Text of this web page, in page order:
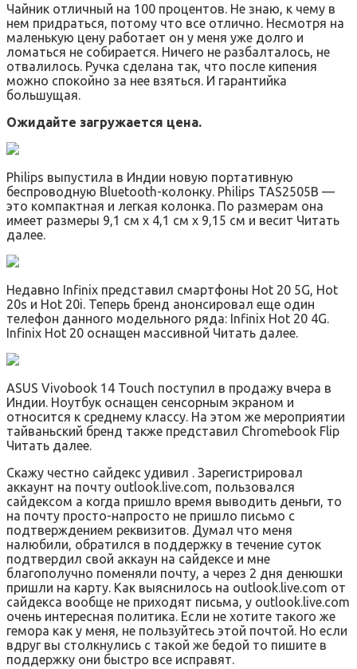
Чайник отличный на 100 процентов. Не знаю, к чему в
нем придраться, потому что все отлично. Несмотря на
маленькую цену работает он у меня уже долго и
ломаться не собирается. Ничего не разбалталось, не
отвалилось. Ручка сделана так, что после кипения
можно спокойно за нее взяться. И гарантийка
большущая.
Ожидайте загружается цена.
Philips выпустила в Индии новую портативную
беспроводную Bluetooth-колонку. Philips TAS2505B —
это компактная и легкая колонка. По размерам она
имеет размеры 9,1 см x 4,1 см x 9,15 см и весит Читать
далее.
Недавно Infinix представил смартфоны Hot 20 5G, Hot
20s и Hot 20i. Теперь бренд анонсировал еще один
телефон данного модельного ряда: Infinix Hot 20 4G.
Infinix Hot 20 оснащен массивной Читать далее.
ASUS Vivobook 14 Touch поступил в продажу вчера в
Индии. Ноутбук оснащен сенсорным экраном и
относится к среднему классу. На этом же мероприятии
тайваньский бренд также представил Chromebook Flip
Читать далее.
Скажу честно сайдекс удивил . Зарегистрировал
аккаунт на почту outlook.live.com, пользовался
сайдексом а когда пришло время выводить деньги, то
на почту просто-напросто не пришло письмо с
подтверждением реквизитов. Думал что меня
налюбили, обратился в поддержку в течение суток
подтвердил свой аккаун на сайдексе и мне
благополучно поменяли почту, а через 2 дня денюшки
пришли на карту. Как выяснилось на outlook.live.com от
сайдекса вообще не приходят письма, у outlook.live.com
очень интересная политика. Если не хотите такого же
гемора как у меня, не пользуйтесь этой почтой. Но если
вдруг вы столкнулись с такой же бедой то пишите в
поддержку они быстро все исправят.